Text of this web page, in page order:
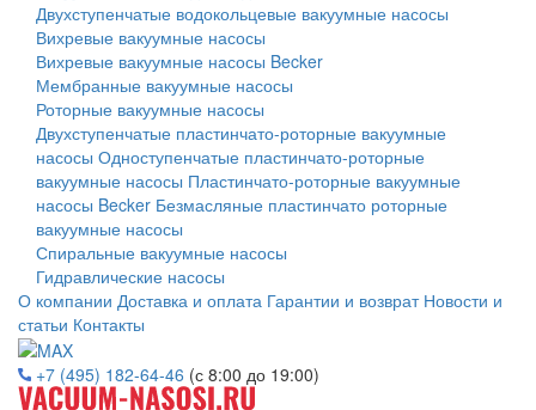
Двухступенчатые водокольцевые вакуумные насосы
Вихревые вакуумные насосы
Вихревые вакуумные насосы Becker
Мембранные вакуумные насосы
Роторные вакуумные насосы
Двухступенчатые пластинчато-роторные вакуумные
насосы Одноступенчатые пластинчато-роторные
вакуумные насосы Пластинчато-роторные вакуумные
насосы Becker Безмасляные пластинчато роторные
вакуумные насосы
Спиральные вакуумные насосы
Гидравлические насосы
О компании Доставка и оплата Гарантии и возврат Новости и
статьи Контакты
+7 (495) 182-64-46 (с 8:00 до 19:00)